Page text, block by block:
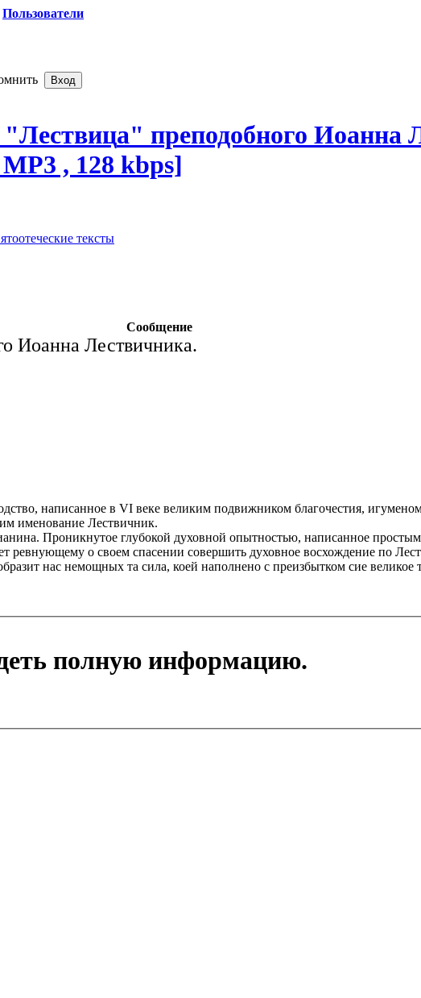
Пользователи
​а" преподобного Иоанна
, 128 kbps]
тексты
Сообщение
Иоанна Лествичника.
написанное в VI веке великим подвижником благочестия,
именование Лествичник.
Проникнутое глубокой духовной опытностью, написанное
ревнующему о своем спасении совершить духовное восхождение по
нас немощных та сила, коей наполнено с преизбытком сие великое
полную информацию.